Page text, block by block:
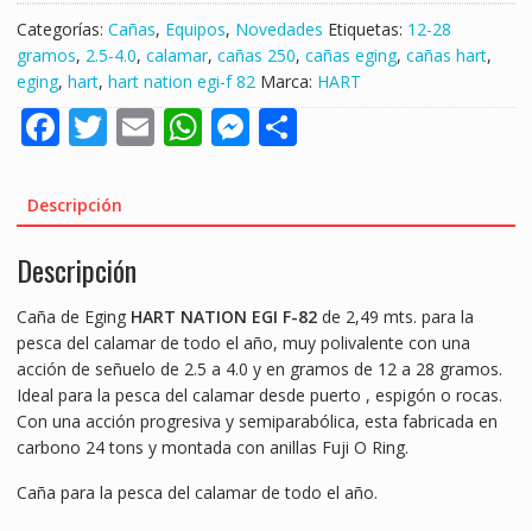
F
82
2,49MT
EGI-
2.5-
12-
28GR
CALAMAR
EGING"
cantidad
Categorías: Cañas, Equipos, Novedades Etiquetas: 12-28
gramos, 2.5-4.0, calamar, cañas 250, cañas eging, cañas hart,
eging, hart, hart nation egi-f 82 Marca: HART
F
e
b
o
o
k
T
itt
er
E
l
W
s
p
p
M
e
g
er
S
e
Descripción
Descripción
Caña de Eging HART NATION EGI F-82de 2,49 mts. para la
pesca del calamar de todo el año, muy polivalente con una
acción de señuelo de 2.5 a 4.0 y en gramos de 12 a 28 gramos.
Ideal para la pesca del calamar desde puerto , espigón o rocas.
Con una acción progresiva y semiparabólica, esta fabricada en
carbono 24 tons y montada con anillas Fuji O Ring.
Caña para la pesca del calamar de todo el año.